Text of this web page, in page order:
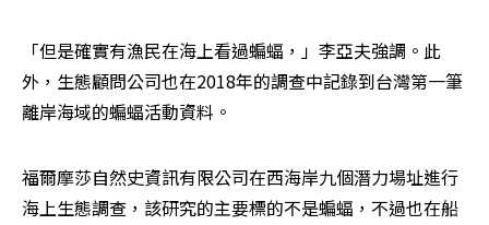
「但是確實有漁民在海上看過蝙蝠，」李亞夫強調。此
外，生態顧問公司也在2018年的調查中記錄到台灣第一筆
離岸海域的蝙蝠活動資料。
福爾摩莎自然史資訊有限公司在西海岸九個潛力場址進行
海上生態調查，該研究的主要標的不是蝙蝠，不過也在船